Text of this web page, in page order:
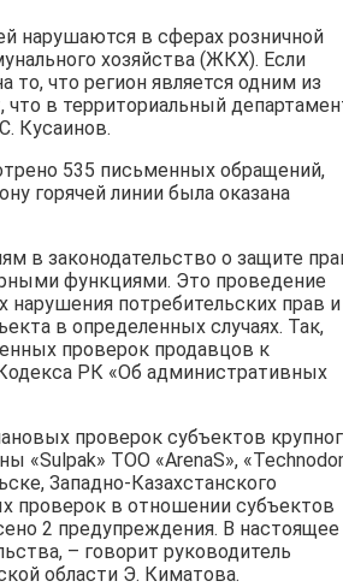
нарушаются в сферах розничной
хозяйства (ЖКХ). Если
то, что регион является одним из
в территориальный
Кусаинов.
535 письменных обращений,
горячей линии была оказана
в законодательство о защите
функциями. Это проведение
потребительских прав и
в определенных случаях. Так,
проверок продавцов к
РК «Об административных
проверок субъектов
«Sulpak» ТОО «ArenaS»,
Западно-Казахстанского
проверок в отношении субъектов
2 предупреждения. В настоящее
– говорит руководитель
области Э. Киматова.